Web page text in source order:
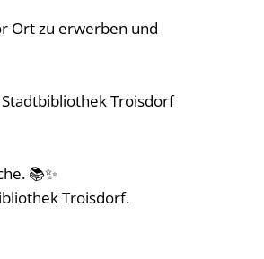
Ort zu erwerben und
Troisdorf
📚✨
Troisdorf.